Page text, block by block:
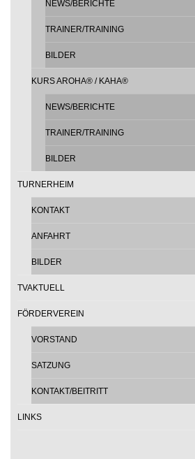
NEWS/BERICHTE
TRAINER/TRAINING
BILDER
KURS AROHA® / KAHA®
NEWS/BERICHTE
TRAINER/TRAINING
BILDER
TURNERHEIM
KONTAKT
ANFAHRT
BILDER
TVAKTUELL
FÖRDERVEREIN
VORSTAND
SATZUNG
KONTAKT/BEITRITT
LINKS